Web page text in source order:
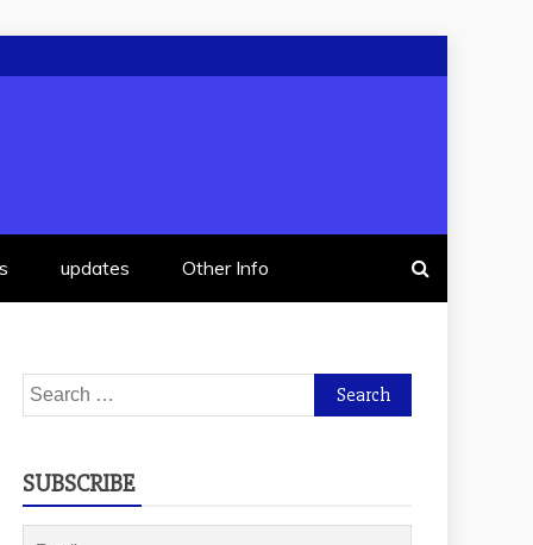
updates Other Info
Search
for:
SUBSCRIBE